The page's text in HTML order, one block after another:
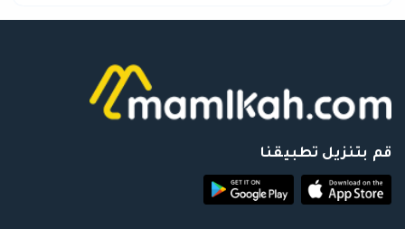
قم بتنزيل تطبيقنا